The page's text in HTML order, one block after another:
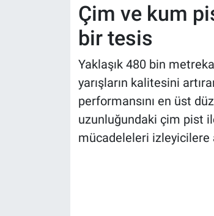
Çim ve kum
bir tesis
Yaklaşık 480 bin
yarışların kalitesini
performansını en üst
uzunluğundaki çim pist
mücadeleleri izleyicilere